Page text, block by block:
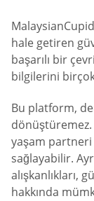
hale getiren
başarılı bir
bilgilerini
Bu platform,
yaşam partneri
sağlayabilir.
alışkanlıkları,
hakkında